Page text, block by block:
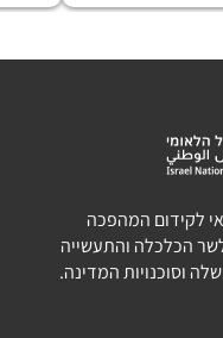
לקידום המהפכה
לשר הכלכלה והתעשייה
וסוכנויות המדינה.